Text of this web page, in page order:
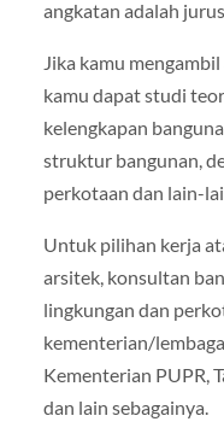
angkatan adalah
Jika kamu
kamu dapat studi
kelengkapan
struktur bangunan,
perkotaan dan lain-
Untuk pilihan kerja
arsitek, konsultan
lingkungan dan
kementerian/
Kementerian PUPR,
dan lain sebagainya.